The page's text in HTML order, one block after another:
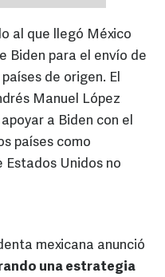
al que llegó México
Biden para el envío de
de origen. El
Manuel López
a Biden con el
países como
Estados Unidos no
mexicana anunció
una estrategia